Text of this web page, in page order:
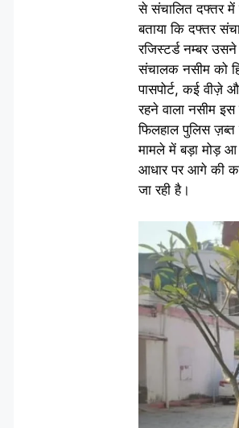
से संचालित दफ्तर में
बताया कि दफ्तर
रजिस्टर्ड नम्बर
संचालक नसीम को
पासपोर्ट, कई वीज़े
रहने वाला नसीम
फिलहाल पुलिस ज़ब्त
मामले में बड़ा मोड़
आधार पर आगे की
जा रही है।